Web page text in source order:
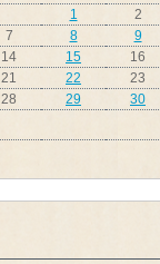
1 2
7 8 9
14 15 16
21 22 23
28 29 30